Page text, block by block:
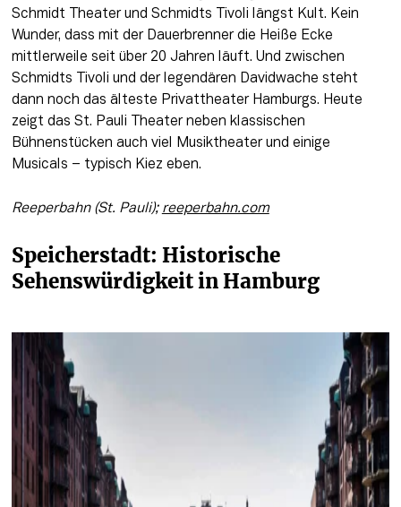
Schmidt Theater und Schmidts Tivoli längst Kult. Kein
Wunder, dass mit der Dauerbrenner die Heiße Ecke
mittlerweile seit über 20 Jahren läuft. Und zwischen
Schmidts Tivoli und der legendären Davidwache steht
dann noch das älteste Privattheater Hamburgs. Heute
zeigt das St. Pauli Theater neben klassischen
Bühnenstücken auch viel Musiktheater und einige
Musicals – typisch Kiez eben.
Reeperbahn (St. Pauli); reeperbahn.com
Speicherstadt: Historische
Sehenswürdigkeit in Hamburg